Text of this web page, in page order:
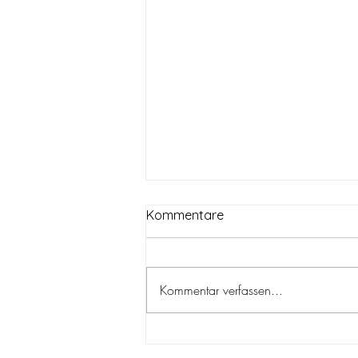
Kommentare
Kommentar verfassen...